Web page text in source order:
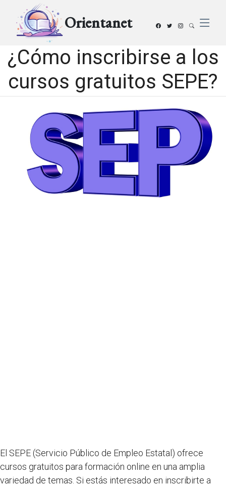
Orientanet
¿Cómo inscribirse a los
cursos gratuitos SEPE?
El SEPE (Servicio Público de Empleo Estatal) ofrece
cursos gratuitos para formación online en una amplia
variedad de temas. Si estás interesado en inscribirte a